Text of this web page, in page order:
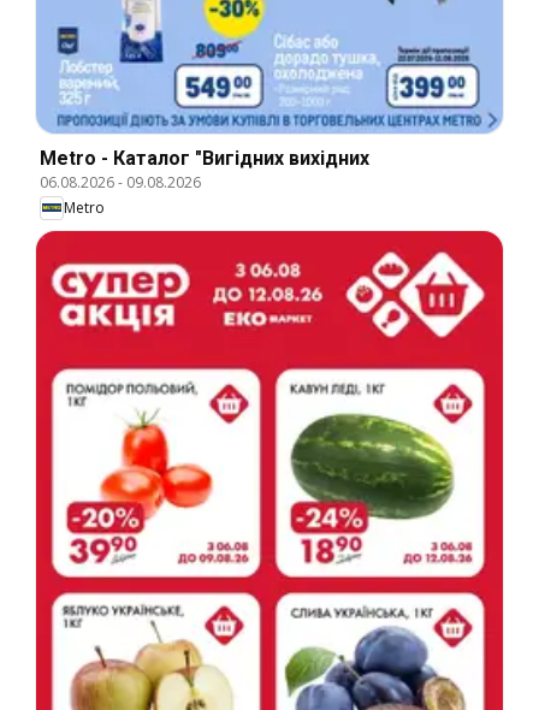
Metro - Каталог "Вигідних вихідних
06.08.2026- 09.08.2026
Metro